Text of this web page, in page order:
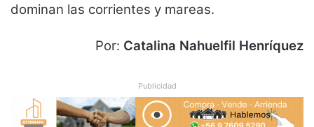
dominan las corrientes y mareas.
Por: Catalina Nahuelfil Henríquez
Publicidad